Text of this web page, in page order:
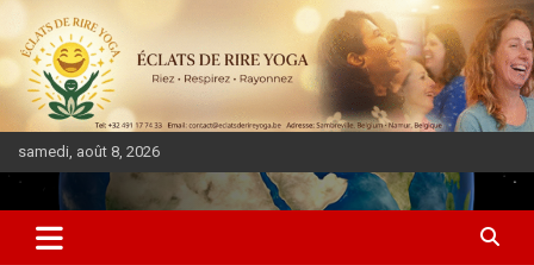
samedi, août 8, 2026
DIASPORA PULSE